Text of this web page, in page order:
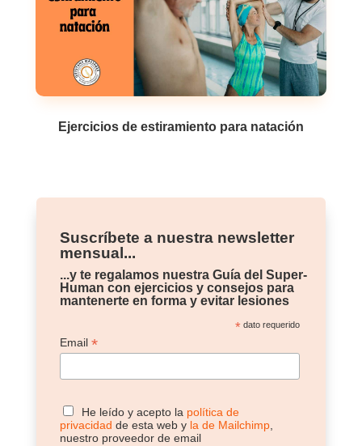
Ejercicios de estiramiento para natación
Suscríbete a nuestra newsletter
mensual...
...y te regalamos nuestra Guía del Super-
Human con ejercicios y consejos para
mantenerte en forma y evitar lesiones
*dato requerido
Email*
He leído y acepto la política de
privacidad de esta web y la de Mailchimp
nuestro proveedor de email